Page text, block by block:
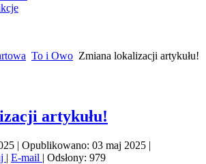
To i Owo Zmiana lokalizacji artykułu!
artykułu!
| Opublikowano: 03 maj 2025 |
| E-mail | Odsłony: 979